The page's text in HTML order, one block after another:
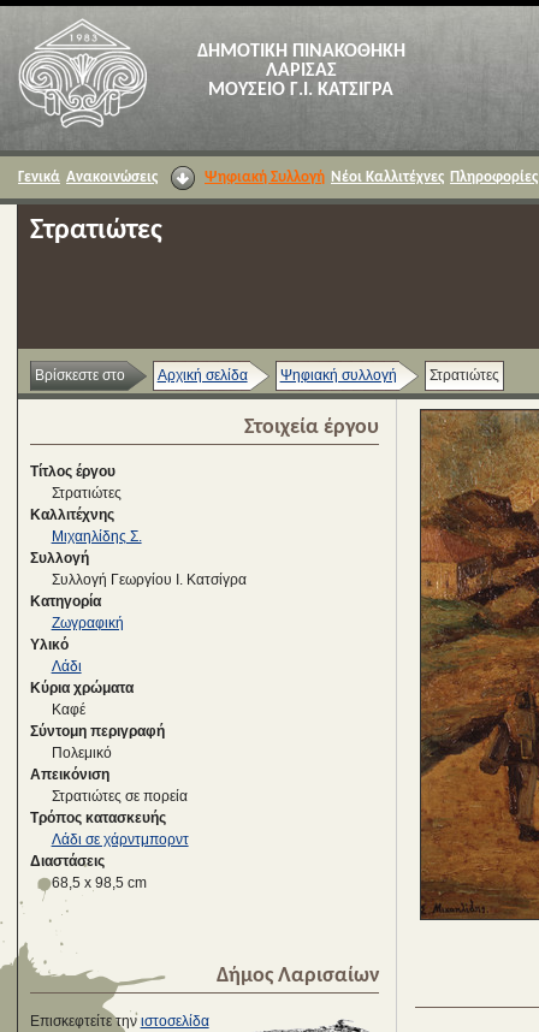
ΔΗΜΟΤΙΚΗ ΠΙΝΑΚΟΘΗΚΗ
ΛΑΡΙΣΑΣ
ΜΟΥΣΕΙΟ Γ.Ι. ΚΑΤΣΙΓΡΑ
Γενικά Ανακοινώσεις Ψηφιακή Συλλογή Νέοι Καλλιτέχνες Πληροφορίες
Στρατιώτες
Βρίσκεστε στο Αρχική σελίδα Ψηφιακή συλλογή Στρατιώτες
Στοιχεία έργου
Τίτλος έργου
Στρατιώτες
Καλλιτέχνης
Μιχαηλίδης Σ.
Συλλογή
Συλλογή Γεωργίου Ι. Κατσίγρα
Κατηγορία
Ζωγραφική
Υλικό
Λάδι
Κύρια χρώματα
Καφέ
Σύντομη περιγραφή
Πολεμικό
Απεικόνιση
Στρατιώτες σε πορεία
Τρόπος κατασκευής
Λάδι σε χάρντμπορντ
Διαστάσεις
68,5 x 98,5 cm
Δήμος Λαρισαίων
Επισκεφτείτε την ιστοσελίδα